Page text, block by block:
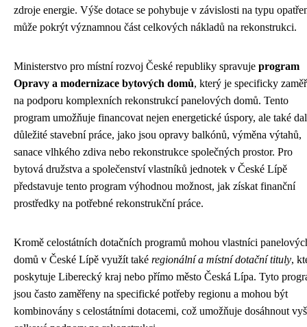
zdroje energie. Výše dotace se pohybuje v závislosti na typu
může pokrýt významnou část celkových nákladů na rekonstrukci.
Ministerstvo pro místní rozvoj České republiky spravuje program
Opravy a modernizace bytových domů, který je specificky
na podporu komplexních rekonstrukcí panelových domů. Tento
program umožňuje financovat nejen energetické úspory, ale také
důležité stavební práce, jako jsou opravy balkónů, výměna výtahů,
sanace vlhkého zdiva nebo rekonstrukce společných prostor. Pro
bytová družstva a společenství vlastníků jednotek v České Lípě
představuje tento program výhodnou možnost, jak získat finanční
prostředky na potřebné rekonstrukční práce.
Kromě celostátních dotačních programů mohou vlastníci
domů v České Lípě využít také regionální a místní dotační tituly,
poskytuje Liberecký kraj nebo přímo město Česká Lípa. Tyto
jsou často zaměřeny na specifické potřeby regionu a mohou být
kombinovány s celostátními dotacemi, což umožňuje dosáhnout